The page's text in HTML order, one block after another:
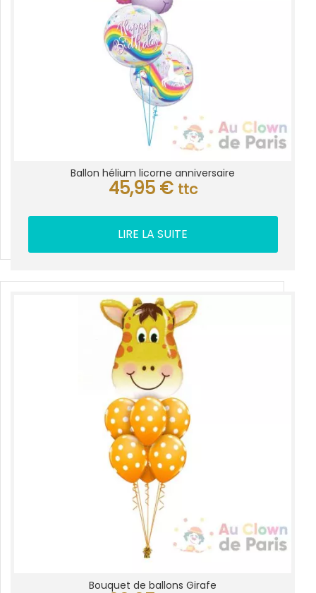
Ballon hélium licorne anniversaire
45,95 € ttc
LIRE LA SUITE
Bouquet de ballons Girafe